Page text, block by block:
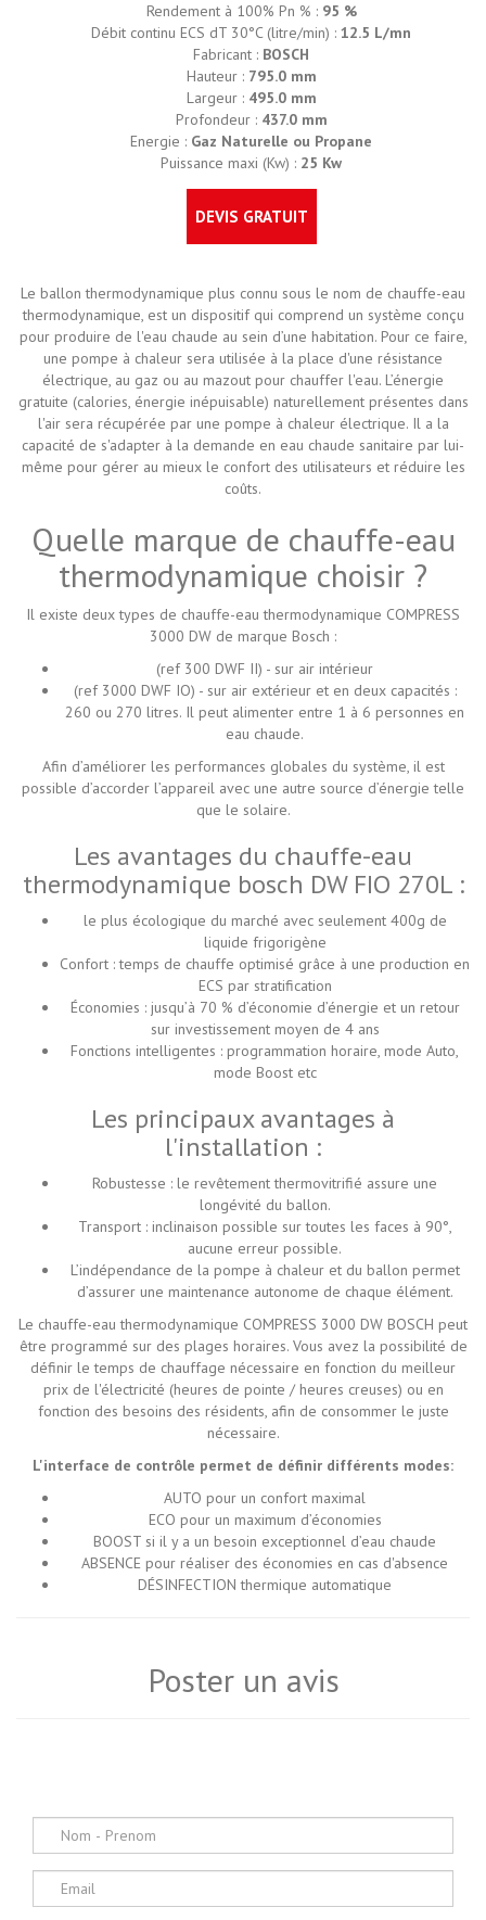
Rendement à 100% Pn % : 95 %
Débit continu ECS dT 30°C (litre/min) : 12.5 L/mn
Fabricant : BOSCH
Hauteur : 795.0 mm
Largeur : 495.0 mm
Profondeur : 437.0 mm
Energie : Gaz Naturelle ou Propane
Puissance maxi (Kw) : 25 Kw
DEVIS GRATUIT
Le ballon thermodynamique plus connu sous le nom de chauffe-eau
thermodynamique, est un dispositif qui comprend un système conçu
pour produire de l'eau chaude au sein d’une habitation. Pour ce faire,
une pompe à chaleur sera utilisée à la place d'une résistance
électrique, au gaz ou au mazout pour chauffer l'eau. L’énergie
gratuite (calories, énergie inépuisable) naturellement présentes dans
l'air sera récupérée par une pompe à chaleur électrique. Il a la
capacité de s'adapter à la demande en eau chaude sanitaire par lui-
même pour gérer au mieux le confort des utilisateurs et réduire les
coûts.
Quelle marque de chauffe-eau
thermodynamique choisir ?
Il existe deux types de chauffe-eau thermodynamique COMPRESS
3000 DW de marque Bosch :
(ref 300 DWF II) - sur air intérieur
(ref 3000 DWF IO) - sur air extérieur et en deux capacités :
260 ou 270 litres. Il peut alimenter entre 1 à 6 personnes en
eau chaude.
Afin d’améliorer les performances globales du système, il est
possible d’accorder l’appareil avec une autre source d’énergie telle
que le solaire.
Les avantages du chauffe-eau
thermodynamique bosch DW FIO 270L :
le plus écologique du marché avec seulement 400g de
liquide frigorigène
Confort : temps de chauffe optimisé grâce à une production en
ECS par stratification
Économies : jusqu’à 70 % d’économie d’énergie et un retour
sur investissement moyen de 4 ans
Fonctions intelligentes : programmation horaire, mode Auto,
mode Boost etc
Les principaux avantages à
l'installation :
Robustesse : le revêtement thermovitrifié assure une
longévité du ballon.
Transport : inclinaison possible sur toutes les faces à 90°,
aucune erreur possible.
L’indépendance de la pompe à chaleur et du ballon permet
d’assurer une maintenance autonome de chaque élément.
Le chauffe-eau thermodynamique COMPRESS 3000 DW BOSCH peut
être programmé sur des plages horaires. Vous avez la possibilité de
définir le temps de chauffage nécessaire en fonction du meilleur
prix de l'électricité (heures de pointe / heures creuses) ou en
fonction des besoins des résidents, afin de consommer le juste
nécessaire.
L'interface de contrôle permet de définir différents modes:
AUTO pour un confort maximal
ECO pour un maximum d’économies
BOOST si il y a un besoin exceptionnel d’eau chaude
ABSENCE pour réaliser des économies en cas d'absence
DÉSINFECTION thermique automatique
Poster un avis